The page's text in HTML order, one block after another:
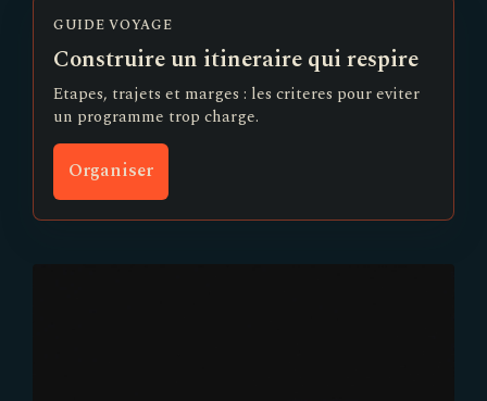
GUIDE VOYAGE
Construire un itineraire qui respire
Etapes, trajets et marges : les criteres pour eviter
un programme trop charge.
Organiser